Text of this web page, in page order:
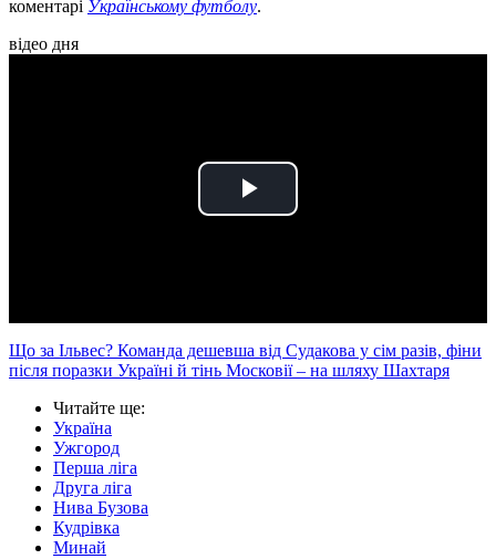
коментарі Українському футболу.
відео дня
Play
Що за Ільвес? Команда дешевша від Судакова у сім разів, фіни
після поразки Україні й тінь Московії – на шляху Шахтаря
Читайте ще:
Україна
Ужгород
Перша ліга
Друга ліга
Нива Бузова
Кудрівка
Минай